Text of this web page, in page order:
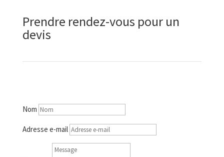
Prendre rendez-vous pour un
devis
Nom
Adresse e-mail